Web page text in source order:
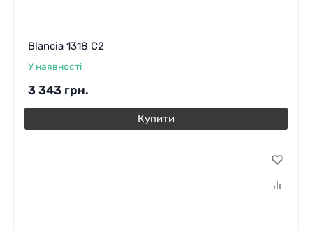
Blancia 1318 C2
У наявності
3 343 грн.
Купити